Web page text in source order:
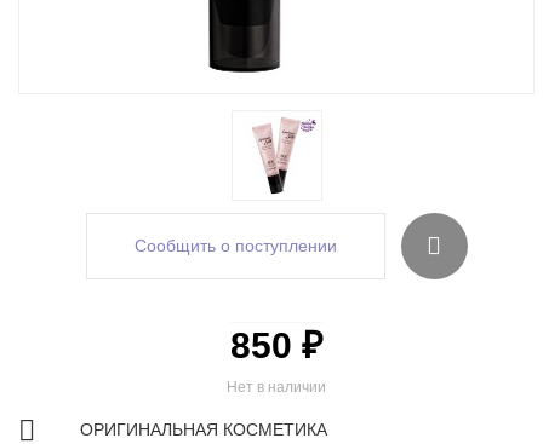
Сообщить о поступлении
Нет в наличии
850 ₽
ОРИГИНАЛЬНАЯ КОСМЕТИКА